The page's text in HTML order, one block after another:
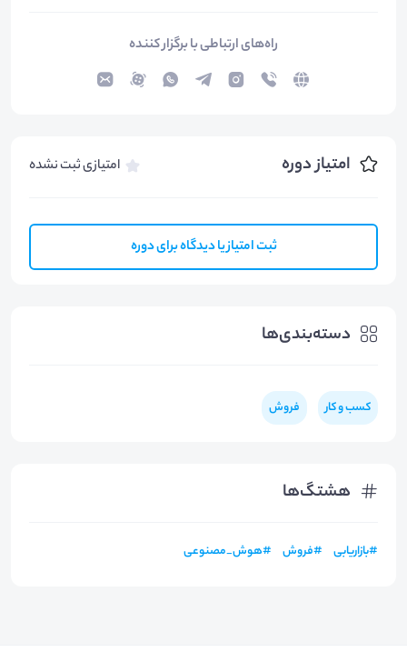
راه‌های ارتباطی با برگزار کننده
امتیاز دوره امتیازی ثبت نشده
ثبت امتیاز یا دیدگاه برای دوره
دسته‌بندی‌ها
کسب و کار فروش
هشتگ‌ها
#بازاریابی #فروش #هوش_مصنوعی